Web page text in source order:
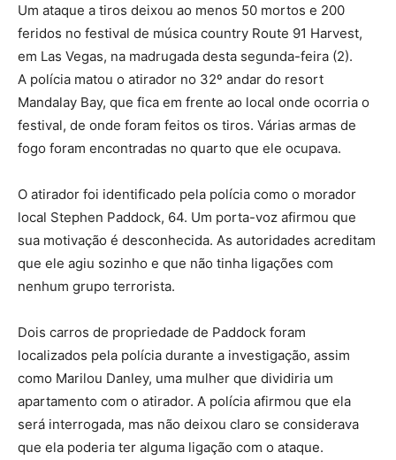
Um ataque a tiros deixou ao menos 50 mortos e 200
feridos no festival de música country Route 91 Harvest,
em Las Vegas, na madrugada desta segunda-feira (2).
A polícia matou o atirador no 32º andar do resort
Mandalay Bay, que fica em frente ao local onde ocorria o
festival, de onde foram feitos os tiros. Várias armas de
fogo foram encontradas no quarto que ele ocupava.
O atirador foi identificado pela polícia como o morador
local Stephen Paddock, 64. Um porta-voz afirmou que
sua motivação é desconhecida. As autoridades acreditam
que ele agiu sozinho e que não tinha ligações com
nenhum grupo terrorista.
Dois carros de propriedade de Paddock foram
localizados pela polícia durante a investigação, assim
como Marilou Danley, uma mulher que dividiria um
apartamento com o atirador. A polícia afirmou que ela
será interrogada, mas não deixou claro se considerava
que ela poderia ter alguma ligação com o ataque.